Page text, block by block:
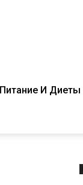
Питание И Диеты